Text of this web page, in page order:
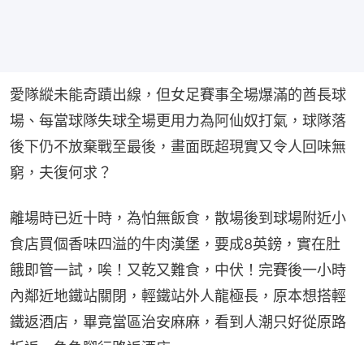
愛隊縱未能奇蹟出線，但女足賽事全場爆滿的酋長球
場、每當球隊失球全場更用力為阿仙奴打氣，球隊落
後下仍不放棄戰至最後，畫面既超現實又令人回味無
窮，夫復何求？
離場時已近十時，為怕無飯食，散場後到球場附近小
食店買個香味四溢的牛肉漢堡，要成8英鎊，實在肚
餓即管一試，唉！又乾又難食，中伏！完賽後一小時
內鄰近地鐵站關閉，輕鐵站外人龍極長，原本想搭輕
鐵返酒店，畢竟當區治安麻麻，看到人潮只好從原路